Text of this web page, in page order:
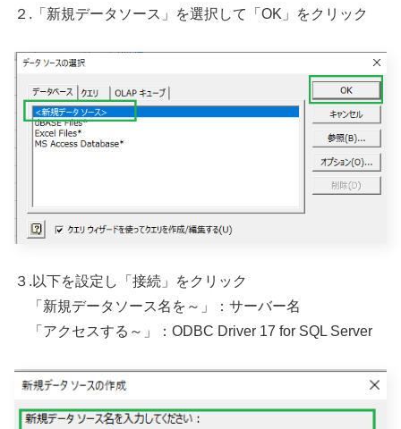
２.「新規データソース」を選択して「OK」をクリック
３.以下を設定し「接続」をクリック
「新規データソース名を～」：サーバー名
「アクセスする～」：ODBC Driver 17 for SQL Server